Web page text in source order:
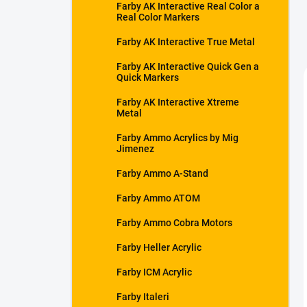
Farby AK Interactive Real Color a
Real Color Markers
Farby AK Interactive True Metal
Farby AK Interactive Quick Gen a
Quick Markers
Farby AK Interactive Xtreme
Metal
Farby Ammo Acrylics by Mig
Jimenez
Farby Ammo A-Stand
Farby Ammo ATOM
Farby Ammo Cobra Motors
Farby Heller Acrylic
Farby ICM Acrylic
Farby Italeri